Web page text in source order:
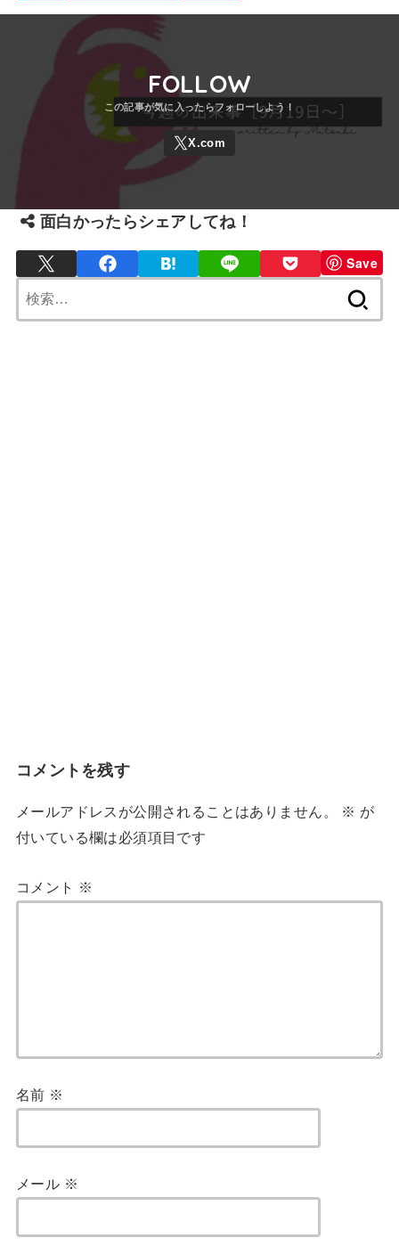
FOLLOW
面白かったらシェアしてね！
Save
索:
コメントを残す
メールアドレスが公開されることはありません。 ※ が
付いている欄は必須項目です
コメント ※
名前 ※
メール ※